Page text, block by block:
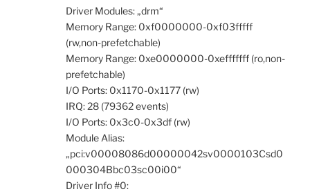
Driver Modules: „drm“
Memory Range: 0xf0000000-0xf03fffff
(rw,non-prefetchable)
Memory Range: 0xe0000000-0xefffffff (ro,non-
prefetchable)
I/O Ports: 0x1170-0x1177 (rw)
IRQ: 28 (79362 events)
I/O Ports: 0x3c0-0x3df (rw)
Module Alias:
„pci:v00008086d00000042sv0000103Csd0
000304Bbc03sc00i00“
Driver Info #0: